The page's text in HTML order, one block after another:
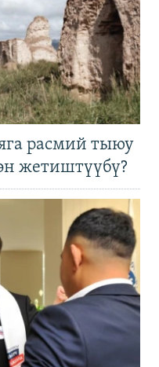
расмий тыюу
жетиштүүбү?